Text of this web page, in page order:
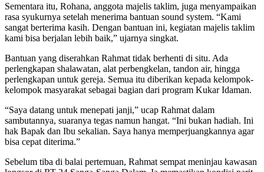
Sementara itu, Rohana, anggota majelis taklim, juga menyampaikan
rasa syukurnya setelah menerima bantuan sound system. “Kami
sangat berterima kasih. Dengan bantuan ini, kegiatan majelis taklim
kami bisa berjalan lebih baik,” ujarnya singkat.
Bantuan yang diserahkan Rahmat tidak berhenti di situ. Ada
perlengkapan shalawatan, alat perbengkelan, tandon air, hingga
perlengkapan untuk gereja. Semua itu diberikan kepada kelompok-
kelompok masyarakat sebagai bagian dari program Kukar Idaman.
“Saya datang untuk menepati janji,” ucap Rahmat dalam
sambutannya, suaranya tegas namun hangat. “Ini bukan hadiah. Ini
hak Bapak dan Ibu sekalian. Saya hanya memperjuangkannya agar
bisa cepat diterima.”
Sebelum tiba di balai pertemuan, Rahmat sempat meninjau kawasan